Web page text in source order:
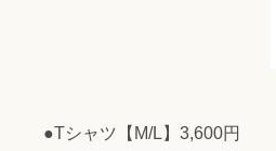
●Tシャツ【M/L】3,600円